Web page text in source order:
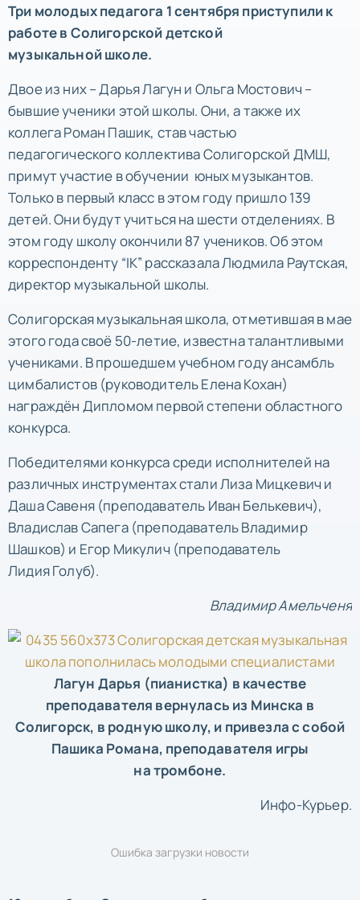
Три молодых педагога 1 сентября приступили к
работе в Солигорской детской
музыкальной школе.
Двое из них – Дарья Лагун и Ольга Мостович –
бывшие ученики этой школы. Они, а также их
коллега Роман Пашик, став частью
педагогического коллектива Солигорской ДМШ,
примут участие в обучении юных музыкантов.
Только в первый класс в этом году пришло 139
детей. Они будут учиться на шести отделениях. В
этом году школу окончили 87 учеников. Об этом
корреспонденту “IK” рассказала Людмила Раутская,
директор музыкальной школы.
Солигорская музыкальная школа, отметившая в мае
этого года своё 50-летие, известна талантливыми
учениками. В прошедшем учебном году ансамбль
цимбалистов (руководитель Елена Кохан)
награждён Дипломом первой степени областного
конкурса.
Победителями конкурса среди исполнителей на
различных инструментах стали Лиза Мицкевич и
Даша Савеня (преподаватель Иван Белькевич),
Владислав Сапега (преподаватель Владимир
Шашков) и Егор Микулич (преподаватель
Лидия Голуб).
Владимир Амельченя
Лагун Дарья (пианистка) в качестве
преподавателя вернулась из Минска в
Солигорск, в родную школу, и привезла с собой
Пашика Романа, преподавателя игры
на тромбоне.
Инфо-Курьер.
Ошибка загрузки новости